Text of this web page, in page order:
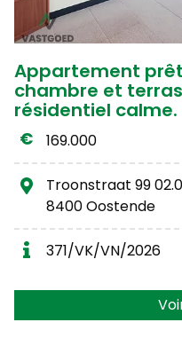
Appartement
chambre et
résidentiel calme.
169.000
Troonstraat 99
8400 Oostende
371/VK/VN/2026